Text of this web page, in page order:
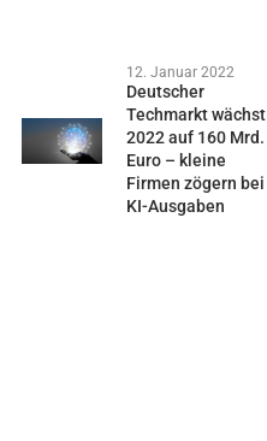
12. Januar 2022
Deutscher
Techmarkt wächst
2022 auf 160 Mrd.
Euro – kleine
Firmen zögern bei
KI-Ausgaben